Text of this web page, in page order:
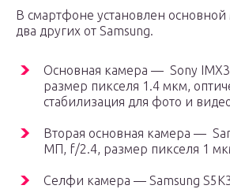
В смартфоне установлен основной
два других от Samsung.
Основная камера — Sony
размер пикселя 1.4 мкм,
стабилизация для фото и
Вторая основная камера —
МП, f/2.4, размер пикселя 1
Селфи камера — Samsung